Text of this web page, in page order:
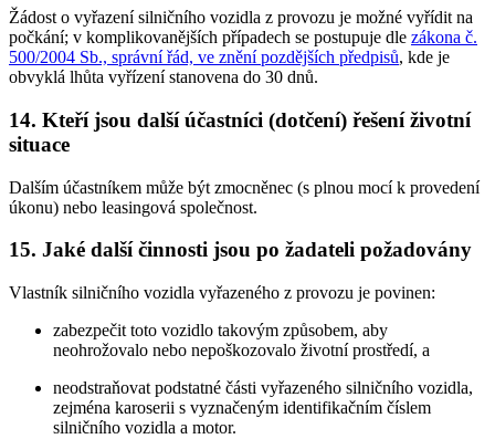
Žádost o vyřazení silničního vozidla z provozu je možné vyřídit na
počkání; v komplikovanějších případech se postupuje dle zákona č.
500/2004 Sb., správní řád, ve znění pozdějších předpisů, kde je
obvyklá lhůta vyřízení stanovena do 30 dnů.
14. Kteří jsou další účastníci (dotčení) řešení životní
situace
Dalším účastníkem může být zmocněnec (s plnou mocí k provedení
úkonu) nebo leasingová společnost.
15. Jaké další činnosti jsou po žadateli požadovány
Vlastník silničního vozidla vyřazeného z provozu je povinen:
zabezpečit toto vozidlo takovým způsobem, aby
neohrožovalo nebo nepoškozovalo životní prostředí, a
neodstraňovat podstatné části vyřazeného silničního vozidla,
zejména karoserii s vyznačeným identifikačním číslem
silničního vozidla a motor.